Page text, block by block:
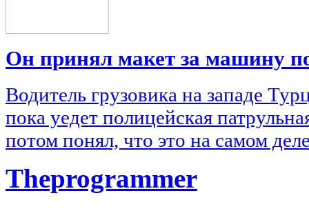
Он принял макет за машину
Водитель грузовика на западе
пока уедет полицейская
потом понял, что это на самом
Theprogrammer